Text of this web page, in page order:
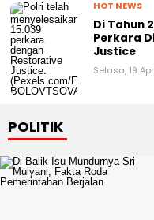
HOT NEWS
Di Tahun
Perkara
Justice
Selasa, 19
POLITIK